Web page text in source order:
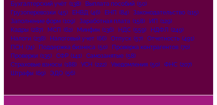
Бухгалтерский учёт (138) Выплата пособий (50)
Грузоперевозки (45) ЕНВД (46) ЕНП (84) Законодательство (115)
Заполнение форм (109) Заработная плата (158) ИП (129)
Кадры (287) МСП (62) Минфин (136) НДС (559) НДФЛ (249)
Налоги (238) Налоговый учет (66) Отпуск (57) Отчетность (491)
ПСН (74) Поддержка бизнеса (50) Проверка контрагентов (70)
Проверки (135) СФР (141) Самозанятые (58)
Страховые взносы (188) УСН (222) Уведомления (50) ФНС (207)
Штрафы (69) ЭДО (56)